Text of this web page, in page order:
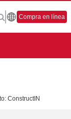
Compra en línea
ConstructIN